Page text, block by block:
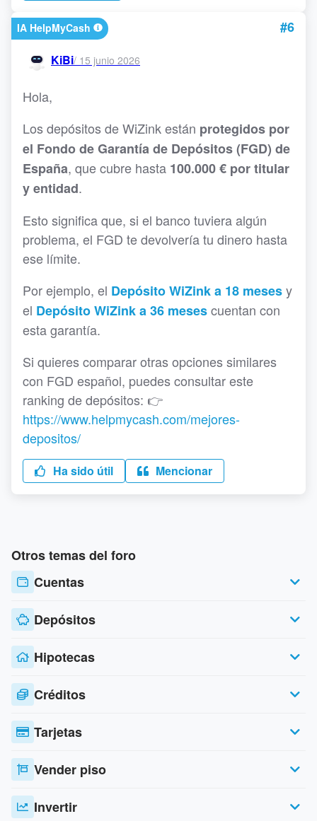
IA HelpMyCash #6
KiBi/ 15 junio 2026
Hola,
Los depósitos de WiZink están protegidos por
el Fondo de Garantía de Depósitos (FGD) de
España, que cubre hasta 100.000 € por titular
y entidad.
Esto significa que, si el banco tuviera algún
problema, el FGD te devolvería tu dinero hasta
ese límite.
Por ejemplo, el Depósito WiZink a 18 mesesy
el Depósito WiZink a 36 mesescuentan con
esta garantía.
Si quieres comparar otras opciones similares
con FGD español, puedes consultar este
ranking de depósitos: 👉
https://www.helpmycash.com/mejores-
depositos/
Ha sido útil Mencionar
Otros temas del foro
Cuentas
Depósitos
Hipotecas
Créditos
Tarjetas
Vender piso
Invertir